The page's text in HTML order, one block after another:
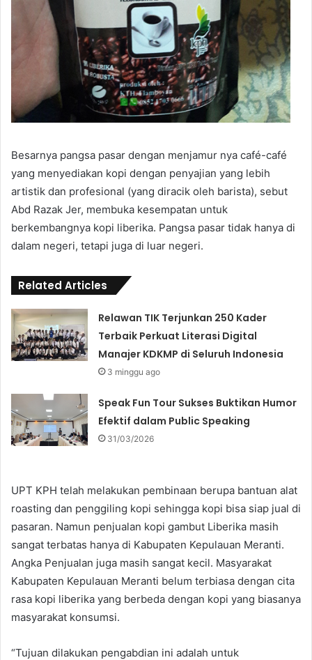
Besarnya pangsa pasar dengan menjamur nya café-café
yang menyediakan kopi dengan penyajian yang lebih
artistik dan profesional (yang diracik oleh barista), sebut
Abd Razak Jer, membuka kesempatan untuk
berkembangnya kopi liberika. Pangsa pasar tidak hanya di
dalam negeri, tetapi juga di luar negeri.
Related Articles
Relawan TIK Terjunkan 250 Kader
Terbaik Perkuat Literasi Digital
Manajer KDKMP di Seluruh Indonesia
3 minggu ago
Speak Fun Tour Sukses Buktikan Humor
Efektif dalam Public Speaking
31/03/2026
UPT KPH telah melakukan pembinaan berupa bantuan alat
roasting dan penggiling kopi sehingga kopi bisa siap jual di
pasaran. Namun penjualan kopi gambut Liberika masih
sangat terbatas hanya di Kabupaten Kepulauan Meranti.
Angka Penjualan juga masih sangat kecil. Masyarakat
Kabupaten Kepulauan Meranti belum terbiasa dengan cita
rasa kopi liberika yang berbeda dengan kopi yang biasanya
masyarakat konsumsi.
“Tujuan dilakukan pengabdian ini adalah untuk